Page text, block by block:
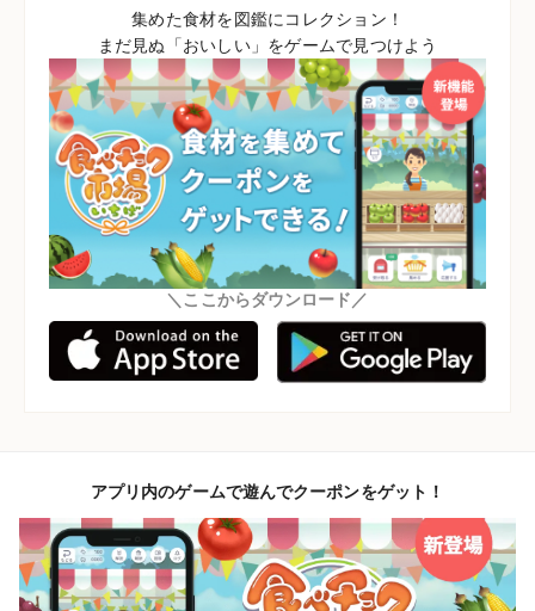
集めた食材を図鑑にコレクション！
まだ見ぬ「おいしい」をゲームで見つけよう
＼ここからダウンロード／
アプリ内のゲームで遊んでクーポンをゲット！